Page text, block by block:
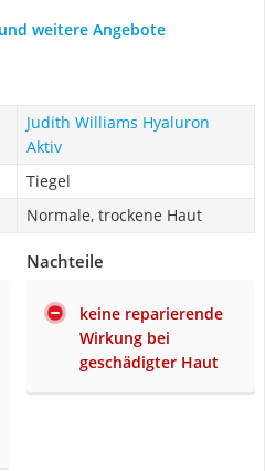
weitere Angebote
Judith Williams Hyaluron
Aktiv
Tiegel
Normale, trockene Haut
Nachteile
keine reparierende
Wirkung bei
geschädigter Haut